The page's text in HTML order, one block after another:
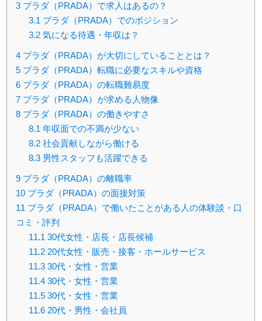
3 プラダ（PRADA）で求人はあるの？
3.1 プラダ（PRADA）でのポジション
3.2 気になる待遇・年収は？
4 プラダ（PRADA）が大切にしていることとは？
5 プラダ（PRADA）転職に必要なスキルや資格
6 プラダ（PRADA）の転職難易度
7 プラダ（PRADA）が求める人物像
8 プラダ（PRADA）の働きやすさ
8.1 年収面での不満が少ない
8.2 社会貢献しながら働ける
8.3 男性スタッフも活躍できる
9 プラダ（PRADA）の離職率
10 プラダ（PRADA）の面接対策
11 プラダ（PRADA）で働いたことがある人の体験談・口
コミ・評判
11.1 30代女性・店長・店長候補
11.2 20代女性・販売・接客・ホールサービス
11.3 30代・女性・営業
11.4 30代・女性・営業
11.5 30代・女性・営業
11.6 20代・男性・会社員